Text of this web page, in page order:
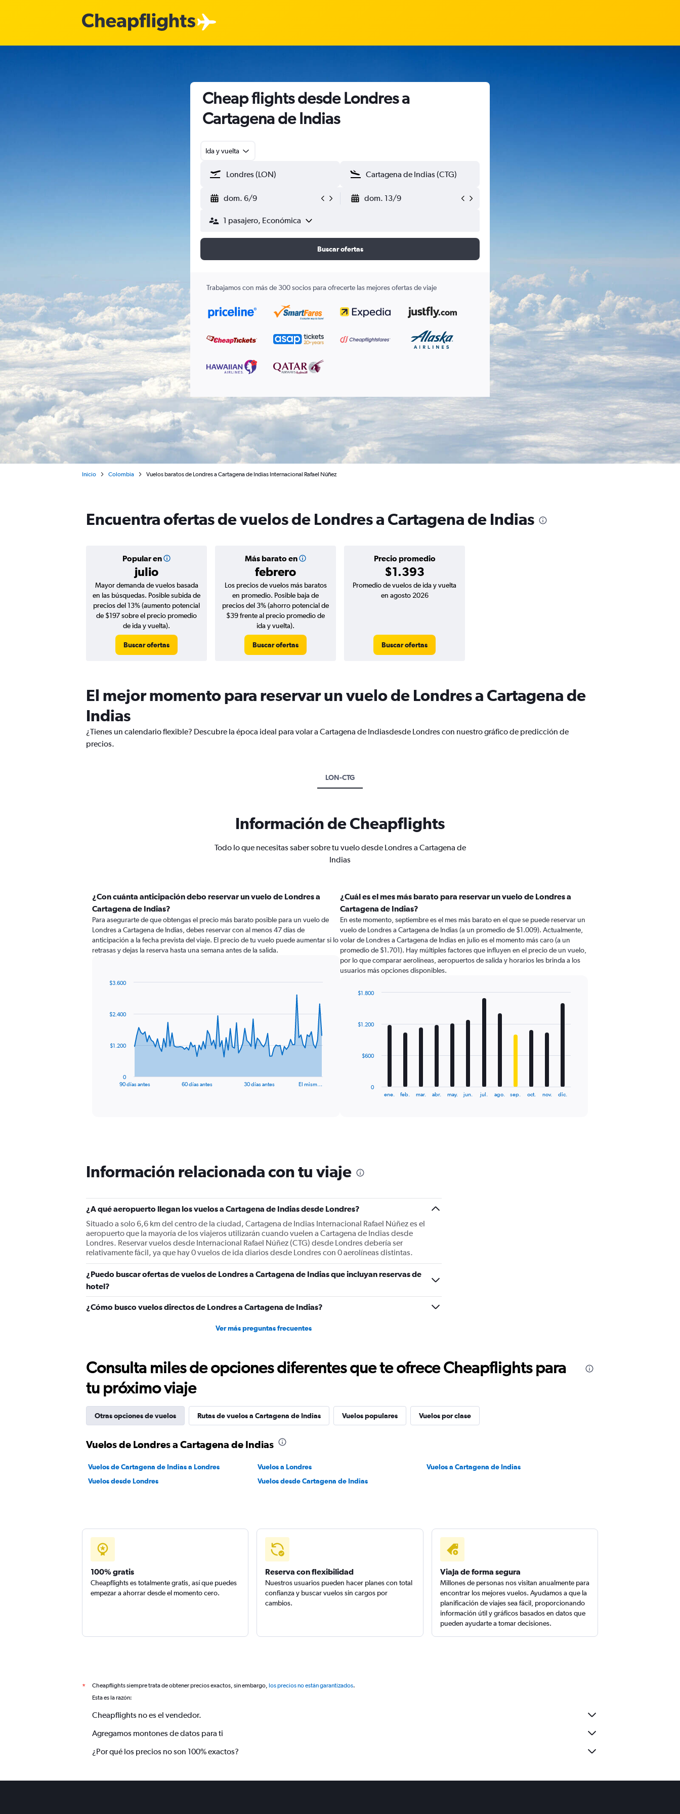
Cheap flights desde Londres a
Cartagena de Indias
Ida y vuelta
dom. 6/9 dom. 13/9
1 pasajero, Económica
Buscar ofertas
Trabajamos con más de 300 socios para ofrecerte las mejores ofertas de viaje
Inicio Colombia Vuelos baratos de Londres a Cartagena de Indias Internacional Rafael Núñez
Encuentra ofertas de vuelos de Londres a Cartagena de Indias
Popular en
julio
Más barato en
febrero
Precio promedio
$1.393
Mayor demanda de vuelos basada
en las búsquedas. Posible subida de
precios del 13% (aumento potencial
de $197 sobre el precio promedio
de ida y vuelta).
Buscar ofertas
Los precios de vuelos más baratos
en promedio. Posible baja de
precios del 3% (ahorro potencial de
$39 frente al precio promedio de
ida y vuelta).
Buscar ofertas
Promedio de vuelos de ida y vuelta
en agosto 2026
Buscar ofertas
El mejor momento para reservar un vuelo de Londres a Cartagena de
Indias
¿Tienes un calendario flexible? Descubre la época ideal para volar a Cartagena de Indiasdesde Londres con nuestro gráfico de predicción de
precios.
LON-CTG
Información de Cheapflights
Todo lo que necesitas saber sobre tu vuelo desde Londres a Cartagena de
Indias
¿Con cuánta anticipación debo reservar un vuelo de Londres a
Cartagena de Indias?
Para asegurarte de que obtengas el precio más barato posible para un vuelo de
Londres a Cartagena de Indias, debes reservar con al menos 47 días de
anticipación a la fecha prevista del viaje. El precio de tu vuelo puede aumentar si lo
retrasas y dejas la reserva hasta una semana antes de la salida.
data
The
has
1
axis
displaying
Range:
0
to
3600.
90 días antes 60 días antes 30 días antes El mism…
0
$1.200
$2.400
$3.600
¿Cuál es el mes más barato para reservar un vuelo de Londres a
Cartagena de Indias?
En este momento, septiembre es el mes más barato en el que se puede reservar un
vuelo de Londres a Cartagena de Indias (a un promedio de $1.009). Actualmente,
volar de Londres a Cartagena de Indias en julio es el momento más caro (a un
promedio de $1.701). Hay múltiples factores que influyen en el precio de un vuelo,
por lo que comparar aerolíneas, aeropuertos de salida y horarios les brinda a los
usuarios más opciones disponibles.
12
The
chart
Y
axis
displaying
values.
Range:
0
to
1800.
ene. feb. mar. abr. may. jun. jul. ago. sep. oct. nov. dic.
0
$600
$1.200
$1.800
Información relacionada con tu viaje
¿A qué aeropuerto llegan los vuelos a Cartagena de Indias desde Londres?
Situado a solo 6,6 km del centro de la ciudad, Cartagena de Indias Internacional Rafael Núñez es el
aeropuerto que la mayoría de los viajeros utilizarán cuando vuelen a Cartagena de Indias desde
Londres. Reservar vuelos desde Internacional Rafael Núñez (CTG) desde Londres debería ser
relativamente fácil, ya que hay 0 vuelos de ida diarios desde Londres con 0 aerolíneas distintas.
¿Puedo buscar ofertas de vuelos de Londres a Cartagena de Indias que incluyan reservas de
hotel?
¿Cómo busco vuelos directos de Londres a Cartagena de Indias?
Ver más preguntas frecuentes
Consulta miles de opciones diferentes que te ofrece Cheapflights para
tu próximo viaje
Otras opciones de vuelos Rutas de vuelos a Cartagena de Indias Vuelos populares Vuelos por clase
Vuelos de Londres a Cartagena de Indias
Vuelos de Cartagena de Indias a Londres Vuelos a Londres
Vuelos a Cartagena de Indias
Vuelos desde Londres
Vuelos desde Cartagena de Indias
100% gratis
Cheapflights es totalmente gratis, así que puedes
empezar a ahorrar desde el momento cero.
Reserva con flexibilidad
Nuestros usuarios pueden hacer planes con total
confianza y buscar vuelos sin cargos por
cambios.
Viaja de forma segura
Millones de personas nos visitan anualmente para
encontrar los mejores vuelos. Ayudamos a que la
planificación de viajes sea fácil, proporcionando
información útil y gráficos basados en datos que
pueden ayudarte a tomar decisiones.
* Cheapflights siempre trata de obtener precios exactos, sin embargo, los precios no están garantizados.
Esta es la razón:
Cheapflights no es el vendedor.
Agregamos montones de datos para ti
¿Por qué los precios no son 100% exactos?